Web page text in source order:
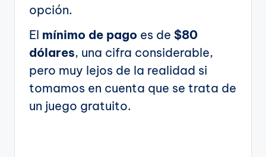
opción.
El mínimo de pago es de $80
dólares, una cifra considerable,
pero muy lejos de la realidad si
tomamos en cuenta que se trata de
un juego gratuito.